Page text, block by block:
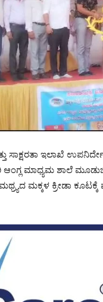
ಸಾಕ್ಷರತಾ ಇಲಾಖೆ
ಮಾಧ್ಯಮ ಶಾಲೆ
ಮಕ್ಕಳ ಕ್ರೀಡಾ